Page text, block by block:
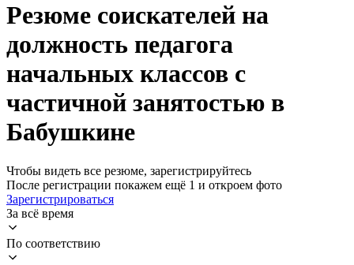
Резюме соискателей на
должность педагога
начальных классов с
частичной занятостью в
Бабушкине
Чтобы видеть все резюме, зарегистрируйтесь
После регистрации покажем ещё 1 и откроем фото
Зарегистрироваться
За всё время
По соответствию